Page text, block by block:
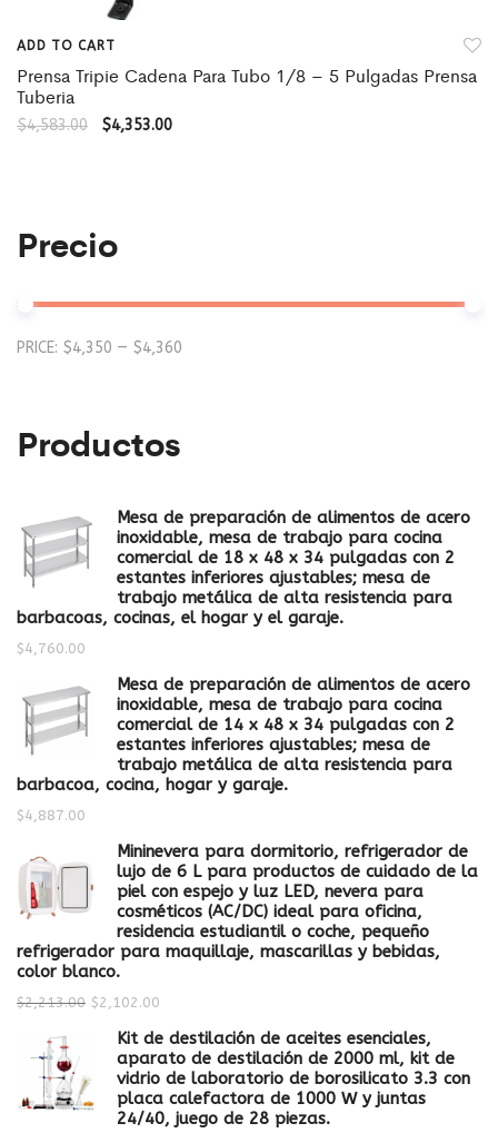
ADD TO CART
Prensa Tripie Cadena Para Tubo 1/8 – 5 Pulgadas Prensa
Tuberia
$4,583.00 $4,353.00
Precio
PRICE: $4,350 — $4,360
Productos
Mesa de preparación de alimentos de acero
inoxidable, mesa de trabajo para cocina
comercial de 18 x 48 x 34 pulgadas con 2
estantes inferiores ajustables; mesa de
trabajo metálica de alta resistencia para
barbacoas, cocinas, el hogar y el garaje.
$4,760.00
Mesa de preparación de alimentos de acero
inoxidable, mesa de trabajo para cocina
comercial de 14 x 48 x 34 pulgadas con 2
estantes inferiores ajustables; mesa de
trabajo metálica de alta resistencia para
barbacoa, cocina, hogar y garaje.
$4,887.00
Mininevera para dormitorio, refrigerador de
lujo de 6 L para productos de cuidado de la
piel con espejo y luz LED, nevera para
cosméticos (AC/DC) ideal para oficina,
residencia estudiantil o coche, pequeño
refrigerador para maquillaje, mascarillas y bebidas,
color blanco.
$2,213.00 $2,102.00
Kit de destilación de aceites esenciales,
aparato de destilación de 2000 ml, kit de
vidrio de laboratorio de borosilicato 3.3 con
placa calefactora de 1000 W y juntas
24/40, juego de 28 piezas.